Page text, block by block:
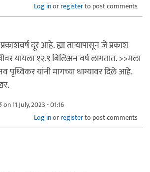
Log inorregisterto post comments
दूर आहे. ह्या ताऱ्यापासून जे प्रकाश
यायला १२.९ बिलिअन वर्ष लागतात. >>मला
पृथ्विकर यांनी मागच्या धाग्यावर दिले आहे.
on 11 July, 2023 - 01:16
Log inorregisterto post comments